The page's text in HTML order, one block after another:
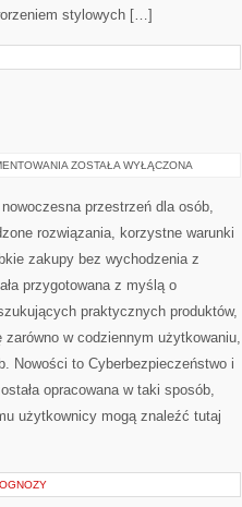
stylowych […]
PORADNIKI
ZOSTAŁA WYŁĄCZONA
przestrzeń dla osób,
rozwiązania, korzystne warunki
zakupy bez wychodzenia z
przygotowana z myślą o
praktycznych produktów,
zarówno w codziennym użytkowaniu,
Nowości to Cyberbezpieczeństwo i
opracowana w taki sposób,
użytkownicy mogą znaleźć tutaj